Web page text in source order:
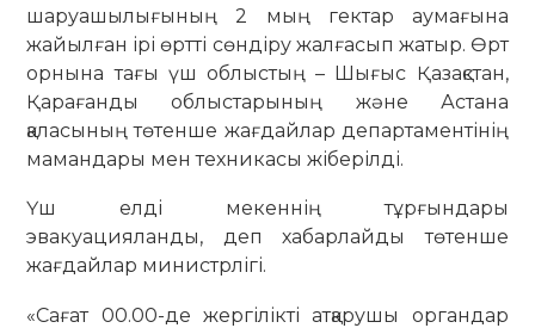
шаруашылығының 2 мың гектар аумағына
жайылған ірі өртті сөндіру жалғасып жатыр. Өрт
орнына тағы үш облыстың – Шығыс Қазақстан,
Қарағанды ​​облыстарының және Астана
қаласының төтенше жағдайлар департаментінің
мамандары мен техникасы жіберілді.
Үш елді мекеннің тұрғындары
эвакуацияланды, деп хабарлайды төтенше
жағдайлар министрлігі.
«Сағат 00.00-де жергілікті атқарушы органдар